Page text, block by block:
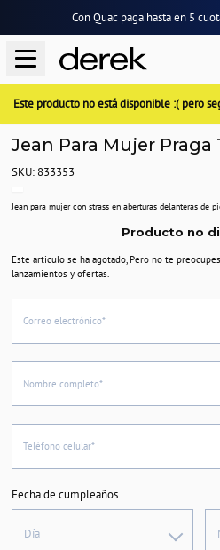
Con Quac paga hasta en 5
Este producto no está disponible :( pero
Jean Para Mujer Praga
SKU: 833353
Jean para mujer con strass en aberturas delanteras de
Producto no
Este articulo se ha agotado, Pero no te
lanzamientos y ofertas.
Correo electrónico*
Nombre completo*
Teléfono celular*
Fecha de cumpleaños
Día